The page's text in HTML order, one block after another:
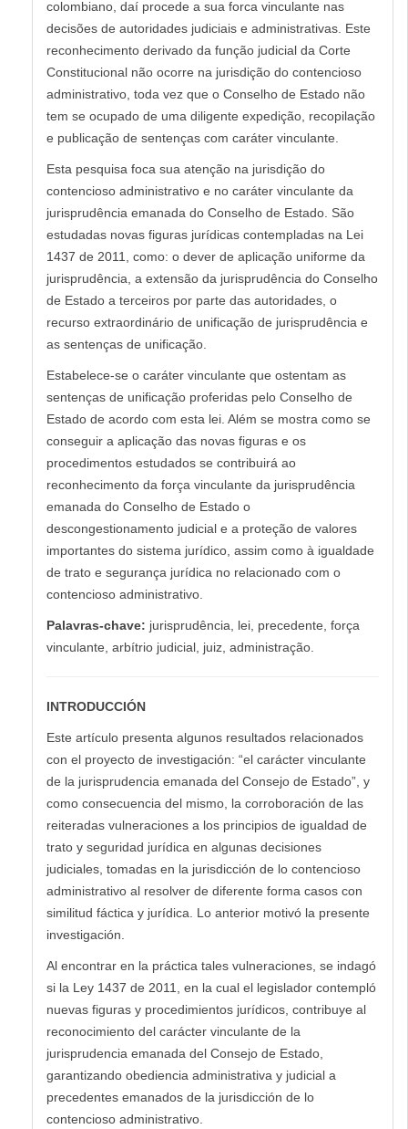
colombiano, daí procede a sua forca vinculante nas
decisões de autoridades judiciais e administrativas. Este
reconhecimento derivado da função judicial da Corte
Constitucional não ocorre na jurisdição do contencioso
administrativo, toda vez que o Conselho de Estado não
tem se ocupado de uma diligente expedição, recopilação
e publicação de sentenças com caráter vinculante.
Esta pesquisa foca sua atenção na jurisdição do
contencioso administrativo e no caráter vinculante da
jurisprudência emanada do Conselho de Estado. São
estudadas novas figuras jurídicas contempladas na Lei
1437 de 2011, como: o dever de aplicação uniforme da
jurisprudência, a extensão da jurisprudência do Conselho
de Estado a terceiros por parte das autoridades, o
recurso extraordinário de unificação de jurisprudência e
as sentenças de unificação.
Estabelece-se o caráter vinculante que ostentam as
sentenças de unificação proferidas pelo Conselho de
Estado de acordo com esta lei. Além se mostra como se
conseguir a aplicação das novas figuras e os
procedimentos estudados se contribuirá ao
reconhecimento da força vinculante da jurisprudência
emanada do Conselho de Estado o
descongestionamento judicial e a proteção de valores
importantes do sistema jurídico, assim como à igualdade
de trato e segurança jurídica no relacionado com o
contencioso administrativo.
Palavras-chave: jurisprudência, lei, precedente, força
vinculante, arbítrio judicial, juiz, administração.
INTRODUCCIÓN
Este artículo presenta algunos resultados relacionados
con el proyecto de investigación: “el carácter vinculante
de la jurisprudencia emanada del Consejo de Estado”, y
como consecuencia del mismo, la corroboración de las
reiteradas vulneraciones a los principios de igualdad de
trato y seguridad jurídica en algunas decisiones
judiciales, tomadas en la jurisdicción de lo contencioso
administrativo al resolver de diferente forma casos con
similitud fáctica y jurídica. Lo anterior motivó la presente
investigación.
Al encontrar en la práctica tales vulneraciones, se indagó
si la Ley 1437 de 2011, en la cual el legislador contempló
nuevas figuras y procedimientos jurídicos, contribuye al
reconocimiento del carácter vinculante de la
jurisprudencia emanada del Consejo de Estado,
garantizando obediencia administrativa y judicial a
precedentes emanados de la jurisdicción de lo
contencioso administrativo.